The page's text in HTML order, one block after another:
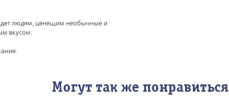
людям, ценящим необычные и
вкусом.
Могут так же понравиться